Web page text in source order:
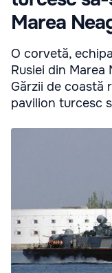
Marea
O corvetă,
Rusiei din Marea
Gărzii de coastă
pavilion turcesc